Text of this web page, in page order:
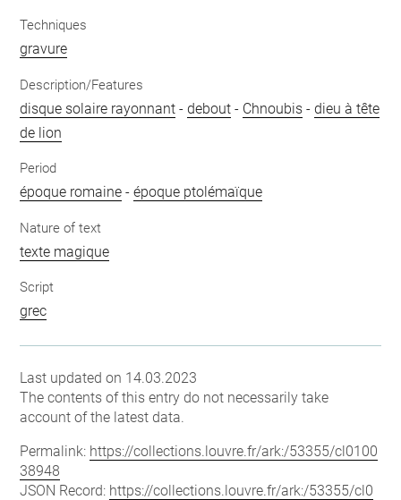
Techniques
gravure
Description/Features
disque solaire rayonnant -debout - Chnoubis -dieu à tête
de lion
Period
époque romaine -époque ptolémaïque
Nature of text
texte magique
Script
grec
Last updated on 14.03.2023
The contents of this entry do not necessarily take
account of the latest data.
Permalink: https://collections.louvre.fr/ark:/53355/cl0100
38948
JSON Record: https://collections.louvre.fr/ark:/53355/cl0